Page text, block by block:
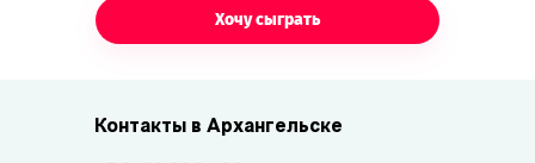
Хочу сыграть
Контакты в Архангельске